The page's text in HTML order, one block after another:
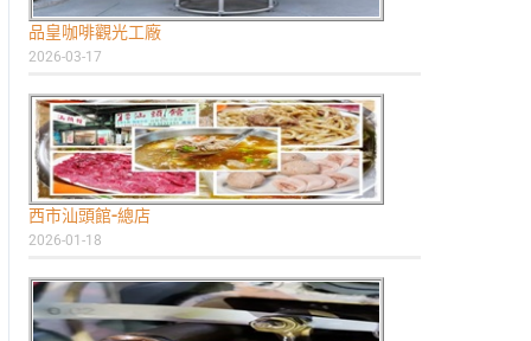
品皇咖啡觀光工廠
2026-03-17
西市汕頭館-總店
2026-01-18